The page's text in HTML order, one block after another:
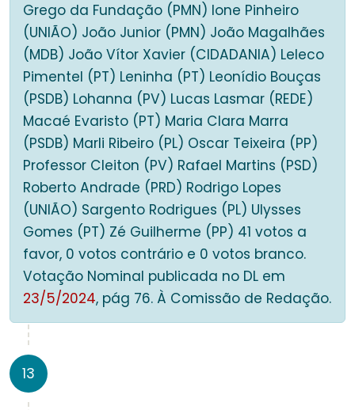
Grego da Fundação (PMN) Ione Pinheiro
(UNIÃO) João Junior (PMN) João Magalhães
(MDB) João Vítor Xavier (CIDADANIA) Leleco
Pimentel (PT) Leninha (PT) Leonídio Bouças
(PSDB) Lohanna (PV) Lucas Lasmar (REDE)
Macaé Evaristo (PT) Maria Clara Marra
(PSDB) Marli Ribeiro (PL) Oscar Teixeira (PP)
Professor Cleiton (PV) Rafael Martins (PSD)
Roberto Andrade (PRD) Rodrigo Lopes
(UNIÃO) Sargento Rodrigues (PL) Ulysses
Gomes (PT) Zé Guilherme (PP) 41 votos a
favor, 0 votos contrário e 0 votos branco.
Votação Nominal publicada no DL em
23/5/2024, pág 76. À Comissão de Redação.
13